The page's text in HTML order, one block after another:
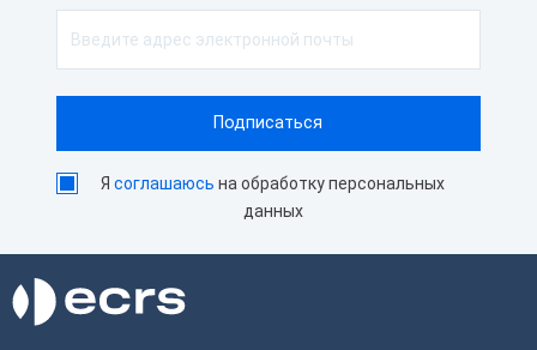
Ясоглашаюсь на обработку персональных
данных